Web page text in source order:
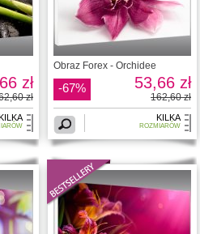
zł
zł
Obraz Forex - Orchidee
-67% 53,66 zł
162,60 zł
KILKA
ROZMIARÓW